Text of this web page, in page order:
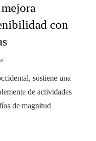
con
sostiene una
de actividades
de magnitud